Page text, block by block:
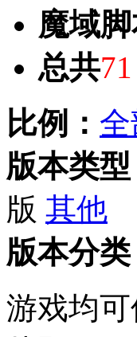
魔域
总共71
比例：
版本类型
版 其他
版本分类
游戏均